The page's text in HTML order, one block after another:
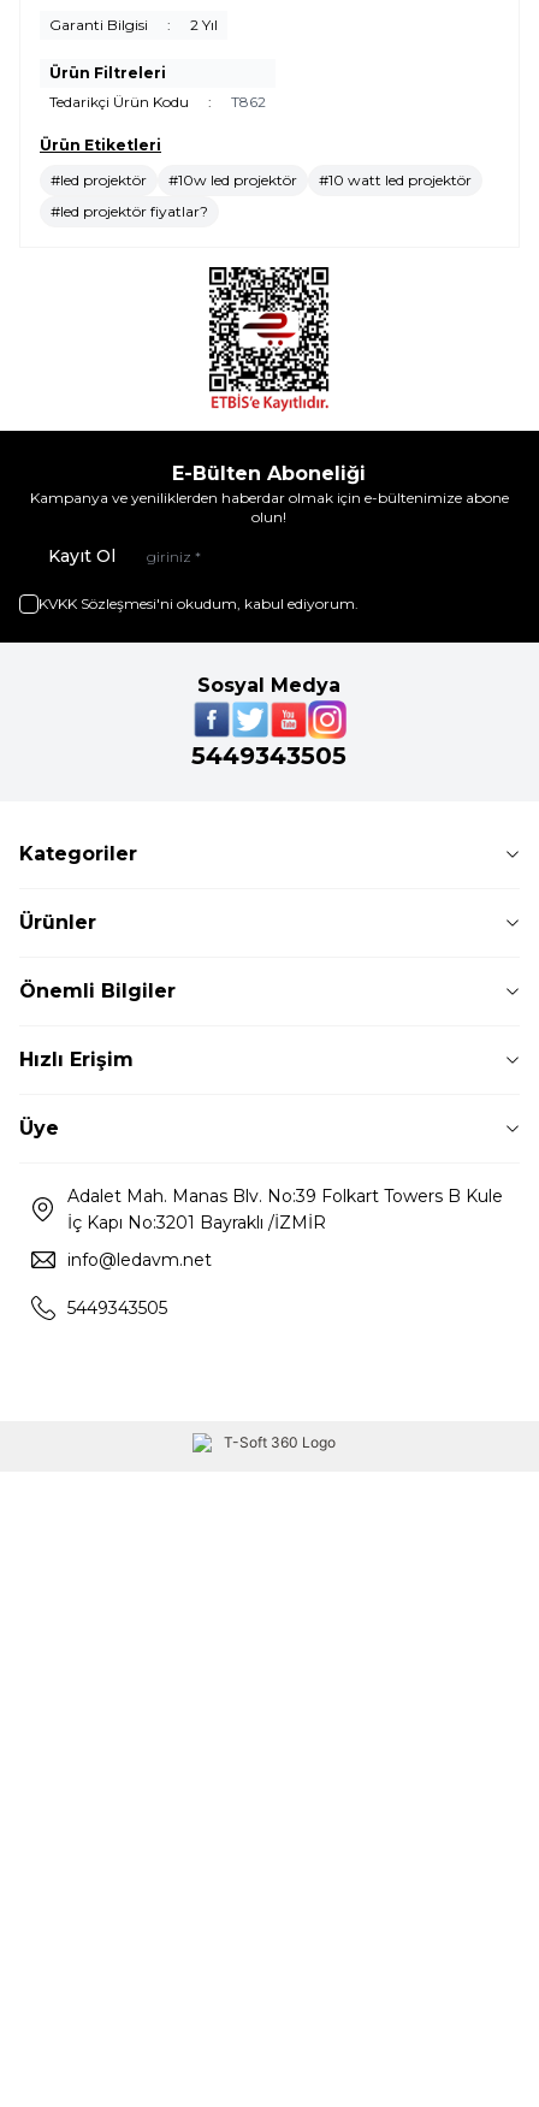
Garanti Bilgisi : 2 Yıl
Ürün Filtreleri
Tedarikçi Ürün Kodu
: T862
Ürün Etiketleri
#led projektör
#10w led projektör
#10 watt led projektör
#led projektör fiyatlar?
E-Bülten Aboneliği
Kampanya ve yeniliklerden haberdar olmak için e-bültenimize abone
olun!
Kayıt Ol
KVKK Sözleşmesi'ni okudum, kabul ediyorum.
Sosyal Medya
5449343505
Kategoriler
Ürünler
Önemli Bilgiler
Hızlı Erişim
Üye
Adalet Mah. Manas Blv. No:39 Folkart Towers B Kule
İç Kapı No:3201 Bayraklı /İZMİR
info@ledavm.net
5449343505